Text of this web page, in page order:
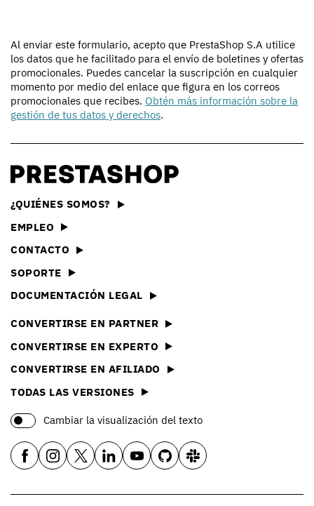
Al enviar este formulario, acepto que PrestaShop S.A utilice
los datos que he facilitado para el envío de boletines y ofertas
promocionales. Puedes cancelar la suscripción en cualquier
momento por medio del enlace que figura en los correos
promocionales que recibes. Obtén más información sobre la
gestión de tus datos y derechos.
¿QUIÉNES SOMOS?
EMPLEO
CONTACTO
SOPORTE
DOCUMENTACIÓN LEGAL
CONVERTIRSE EN PARTNER
CONVERTIRSE EN EXPERTO
CONVERTIRSE EN AFILIADO
TODAS LAS VERSIONES
Cambiar la visualización del texto